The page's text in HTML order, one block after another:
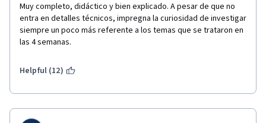
Muy completo, didáctico y bien explicado. A pesar de que no
entra en detalles técnicos, impregna la curiosidad de investigar
siempre un poco más referente a los temas que se trataron en
las 4 semanas.
Helpful (12)